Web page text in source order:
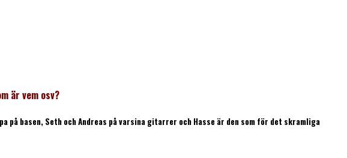
är vem osv?
på basen, Seth och Andreas på varsina gitarrer och Hasse är den som för det skramliga